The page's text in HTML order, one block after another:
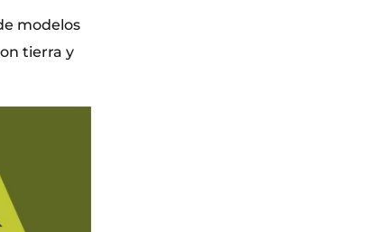
modelos
tierra y